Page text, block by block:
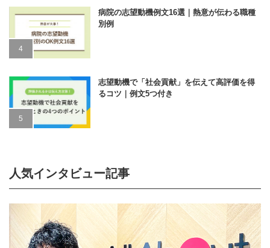
病院の志望動機例文16選｜熱意が伝わる職種
別例
志望動機で「社会貢献」を伝えて高評価を得
るコツ｜例文5つ付き
人気インタビュー記事